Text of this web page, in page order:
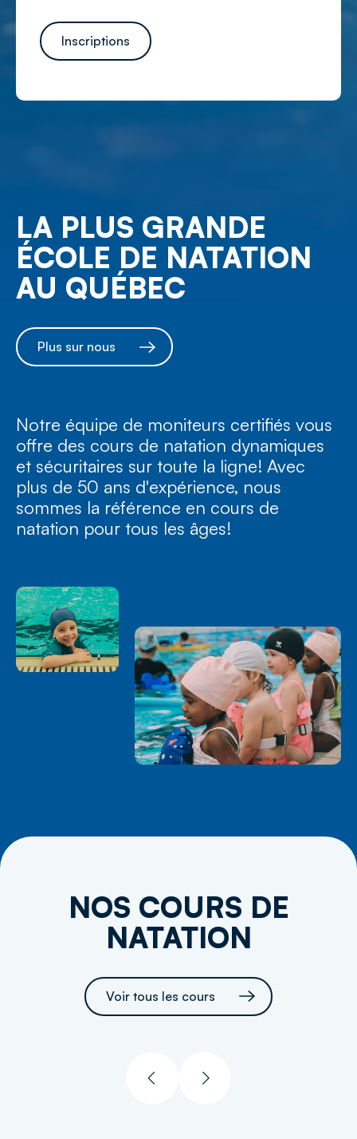
Inscriptions
LA PLUS GRANDE
ÉCOLE DE NATATION
AU QUÉBEC
Plus sur nous
Notre équipe de moniteurs certifiés vous
offre des cours de natation dynamiques
et sécuritaires sur toute la ligne! Avec
plus de 50 ans d'expérience, nous
sommes la référence en cours de
natation pour tous les âges!
NOS COURS DE
NATATION
Voir tous les cours